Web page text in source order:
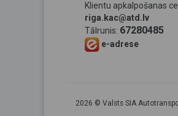
Klientu apkalpošanas
riga.kac@atd.lv
Tālrunis: 67280485
e-adrese
2026 © Valsts SIA